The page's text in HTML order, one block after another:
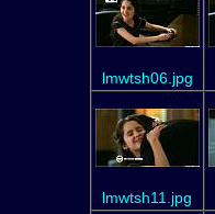
lmwtsh06.jpg
lmwtsh11.jpg